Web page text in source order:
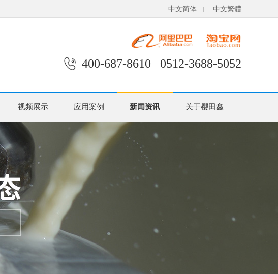
中文简体 中文繁體
400-687-8610 0512-3688-5052
视频展示 应用案例 新闻资讯 关于樱田鑫